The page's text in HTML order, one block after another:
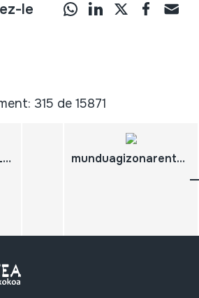
le
315 de 15871
Lorenzo Ondarra; Lo kantak; Jokuak munduagizonarentzateginada,bainaezgizonamunduarentzat; JosAnton ARTZE; "Hartzut"